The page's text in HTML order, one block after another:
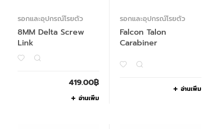
รอกและอุปกรณ์โรยตัว
8MM Delta Screw
Link
419.00฿
อ่านเพิ่ม
รอกและอุปกรณ์โรยตัว
Falcon Talon
Carabiner
อ่านเพิ่ม